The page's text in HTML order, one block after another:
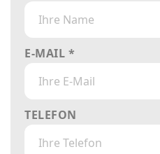
E-MAIL *
TELEFON